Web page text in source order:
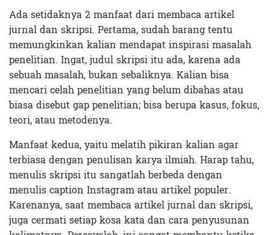
Ada setidaknya 2 manfaat dari membaca artikel
jurnal dan skripsi. Pertama, sudah barang tentu
memungkinkan kalian mendapat inspirasi masalah
penelitian. Ingat, judul skripsi itu ada, karena ada
sebuah masalah, bukan sebaliknya. Kalian bisa
mencari celah penelitian yang belum dibahas atau
biasa disebut gap penelitian; bisa berupa kasus, fokus,
teori, atau metodenya.
Manfaat kedua, yaitu melatih pikiran kalian agar
terbiasa dengan penulisan karya ilmiah. Harap tahu,
menulis skripsi itu sangatlah berbeda dengan
menulis caption Instagram atau artikel populer.
Karenanya, saat membaca artikel jurnal dan skripsi,
juga cermati setiap kosa kata dan cara penyusunan